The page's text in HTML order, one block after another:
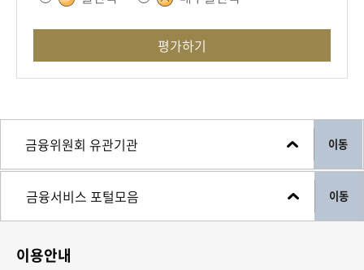
평가하기
이동
이동
이용안내